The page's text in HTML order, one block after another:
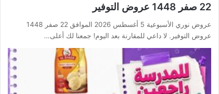
22 صفر 1448 عروض التوفير
عروض نوري الأسبوعية 5 أغسطس 2026 الموافق 22 صفر 1448
عروض التوفير. لا داعي للمقارنة بعد اليوم! جمعنا لك أعلى…